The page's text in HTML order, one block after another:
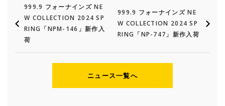
999.9 フォーナインズ NE
W COLLECTION 2024 SP
RING「NPM-146」新作入
荷
999.9 フォーナインズ NE
W COLLECTION 2024 SP
RING「NP-747」新作入荷
ニュース一覧へ